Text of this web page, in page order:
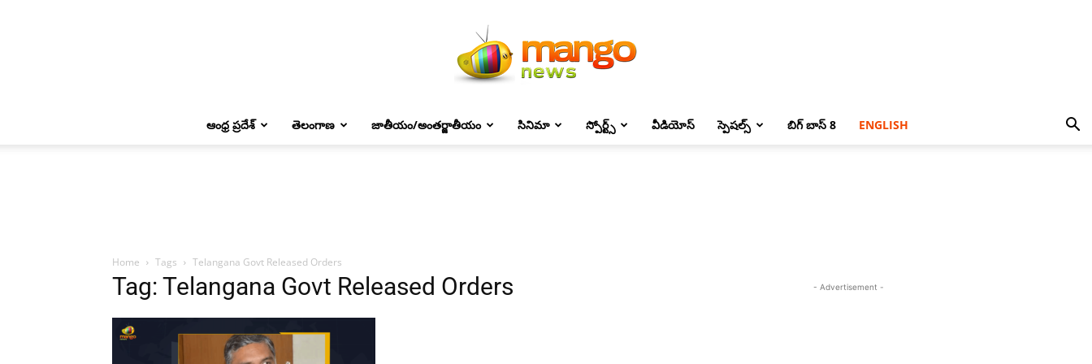
ఆంధ్ర ప్రదేశ్ తెలంగాణ జాతీయం/అంతర్జాతీయం సినిమా స్పోర్ట్స్ వీడియోస్ స్పెషల్స్ బిగ్ బాస్ 8 ENGLISH
Home Tags Telangana Govt Released Orders
Tag: Telangana Govt Released Orders - Advertisement -